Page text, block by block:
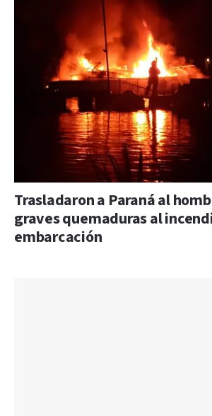
Trasladaron a Paraná al
graves quemaduras al
embarcación